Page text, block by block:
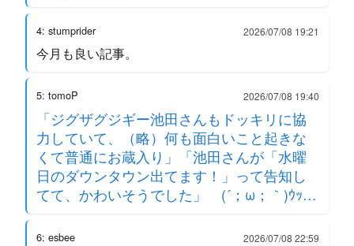
4: stumprider 2026/07/08 19:21
今月も良い記事。
5: tomoP 2026/07/08 19:40
「ジグザグジギー池田さんもドッキリに協
力していて、（略）何も面白いこと起きな
くて普通にお蔵入り」「池田さんが「水曜
日のダウンタウン出てます！」って告知し
てて、かわいそうでした」 (´；ω；｀)ｳｯ…
6: esbee 2026/07/08 22:59